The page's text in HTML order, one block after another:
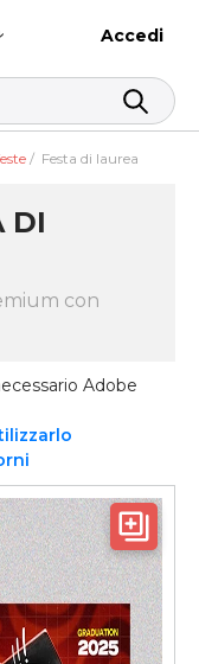
Accedi
/ Festa di laurea
DI
con
Adobe